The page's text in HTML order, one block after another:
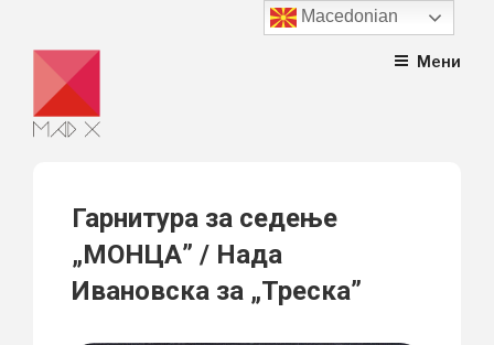
content
Мени
Гарнитура за седење
„МОНЦА” / Нада
Ивановска за „Треска”
Macedonian